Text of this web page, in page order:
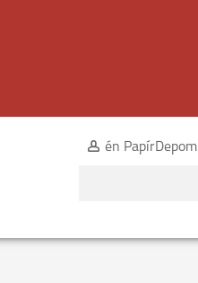
én PapírDepom